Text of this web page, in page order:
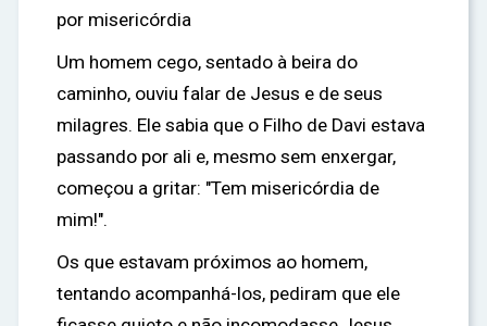
por misericórdia
Um homem cego, sentado à beira do
caminho, ouviu falar de Jesus e de seus
milagres. Ele sabia que o Filho de Davi estava
passando por ali e, mesmo sem enxergar,
começou a gritar: "Tem misericórdia de
mim!".
Os que estavam próximos ao homem,
tentando acompanhá-los, pediram que ele